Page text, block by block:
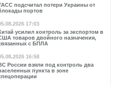
подсчитал потери Украины от
портов
17:03
усилил контроль за экспортом в
товаров двойного назначения,
с БПЛА
16:58
России взяли под контроль два
пункта в зоне